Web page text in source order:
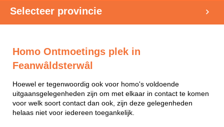
Selecteer provincie
Homo Ontmoetings plek in
Feanwâldsterwâl
Hoewel er tegenwoordig ook voor homo's voldoende
uitgaansgelegenheden zijn om met elkaar in contact te komen
voor welk soort contact dan ook, zijn deze gelegenheden
helaas niet voor iedereen toegankelijk.